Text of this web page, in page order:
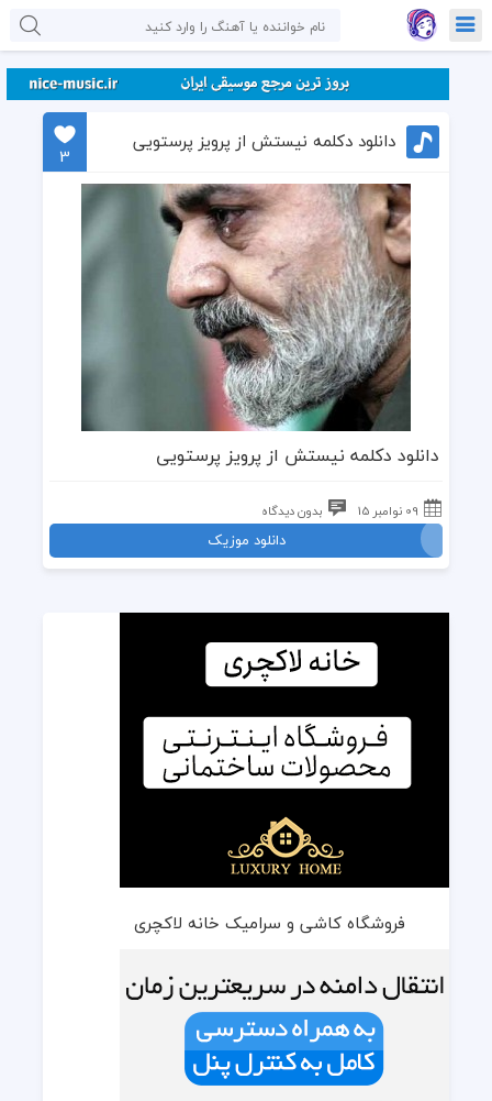
دانلود دکلمه نیستش از پرویز پرستویی
3
دانلود دکلمه نیستش از پرویز پرستویی
09 نوامبر 15 بدون دیدگاه
دانلود موزیک
فروشگاه کاشی و سرامیک خانه لاکچری